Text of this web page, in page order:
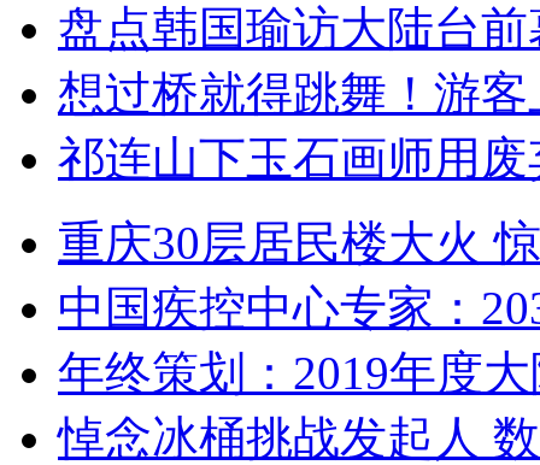
盘点韩国瑜访大陆台
想过桥就得跳舞！游客
祁连山下玉石画师用
重庆30层居民楼大火
中国疾控中心专家：
年终策划：2019年度
悼念冰桶挑战发起人